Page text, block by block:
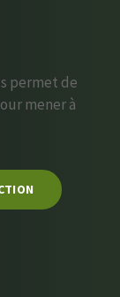
permet de
mener à